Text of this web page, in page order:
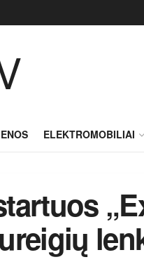
ELEKTROMOBILIAI